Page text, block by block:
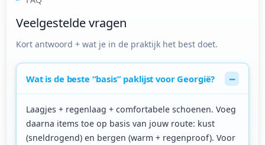
Veelgestelde vragen
Kort antwoord + wat je in de praktijk het best doet.
Wat is de beste “basis” paklijst voor Georgië?
Laagjes + regenlaag + comfortabele schoenen. Voeg
daarna items toe op basis van jouw route: kust
(sneldrogend) en bergen (warm + regenproof). Voor